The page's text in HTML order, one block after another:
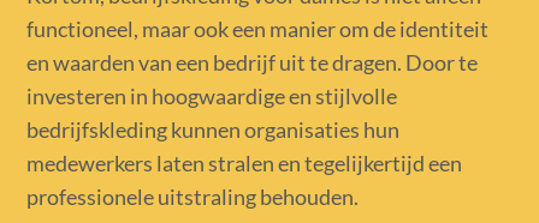
functioneel, maar ook een manier om de identiteit
en waarden van een bedrijf uit te dragen. Door te
investeren in hoogwaardige en stijlvolle
bedrijfskleding kunnen organisaties hun
medewerkers laten stralen en tegelijkertijd een
professionele uitstraling behouden.